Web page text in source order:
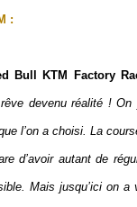
:
Bull KTM Factory
devenu réalité ! On
l’on a choisi. La
d’avoir autant de
Mais jusqu’ici on a